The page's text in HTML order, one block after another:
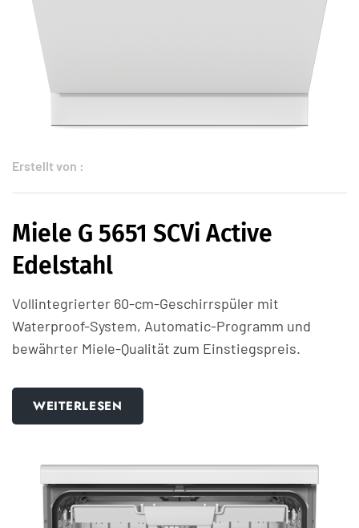
Erstellt von :
Miele G 5651 SCVi Active
Edelstahl
Vollintegrierter 60-cm-Geschirrspüler mit
Waterproof-System, Automatic-Programm und
bewährter Miele-Qualität zum Einstiegspreis.
WEITERLESEN